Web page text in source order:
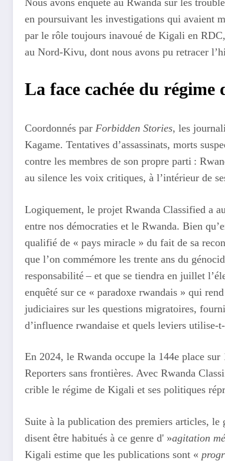
Nous avons enquêté au Rwanda sur les
en poursuivant les investigations qui avaient
par le rôle toujours inavoué de Kigali en
au Nord-Kivu, dont nous avons pu retracer
La face cachée du régime
Coordonnés par Forbidden Stories, les
Kagame. Tentatives d’assassinats, morts
contre les membres de son propre parti :
au silence les voix critiques, à l’intérieur de
Logiquement, le projet Rwanda Classified a
entre nos démocraties et le Rwanda. Bien
qualifié de « pays miracle » du fait de sa
que l’on commémore les trente ans du
responsabilité – et que se tiendra en juillet
enquêté sur ce « paradoxe rwandais » qui
judiciaires sur les questions migratoires,
d’influence rwandaise et quels leviers utilise-
En 2024, le Rwanda occupe la 144e place
Reporters sans frontières. Avec Rwanda
crible le régime de Kigali et ses politiques
Suite à la publication des premiers articles,
disent être habitués à ce genre d' »agitation
Kigali estime que les publications sont «